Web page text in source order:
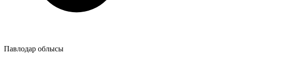
Павлодар облысы